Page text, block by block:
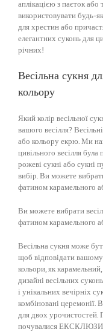
аплікацією з паєток
використовувати будь-
для хрестин або
елегантних суконь для
річних!
Весільна сукня
кольору
Який колір весільної
вашого весілля?
або кольору екрю. Ми
цивільного весілля
рожеві сукні або сукні
вибір. Ви можете
фатином карамельного
Ви можете вибрати
фатином карамельного
Весільна сукня може
щоб відповідати
кольори, як
дизайні весільних
і унікальних вечірніх
комбіновані
для двох урочистостей.
почувалися